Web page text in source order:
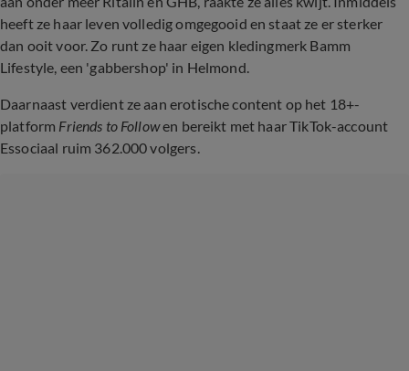
heeft ze haar leven volledig omgegooid en staat ze er sterker
dan ooit voor. Zo runt ze haar eigen kledingmerk Bamm
Lifestyle, een 'gabbershop' in Helmond.
Daarnaast verdient ze aan erotische content op het 18+-
platform Friends to Followen bereikt met haar TikTok-account
Essociaal ruim 362.000 volgers.